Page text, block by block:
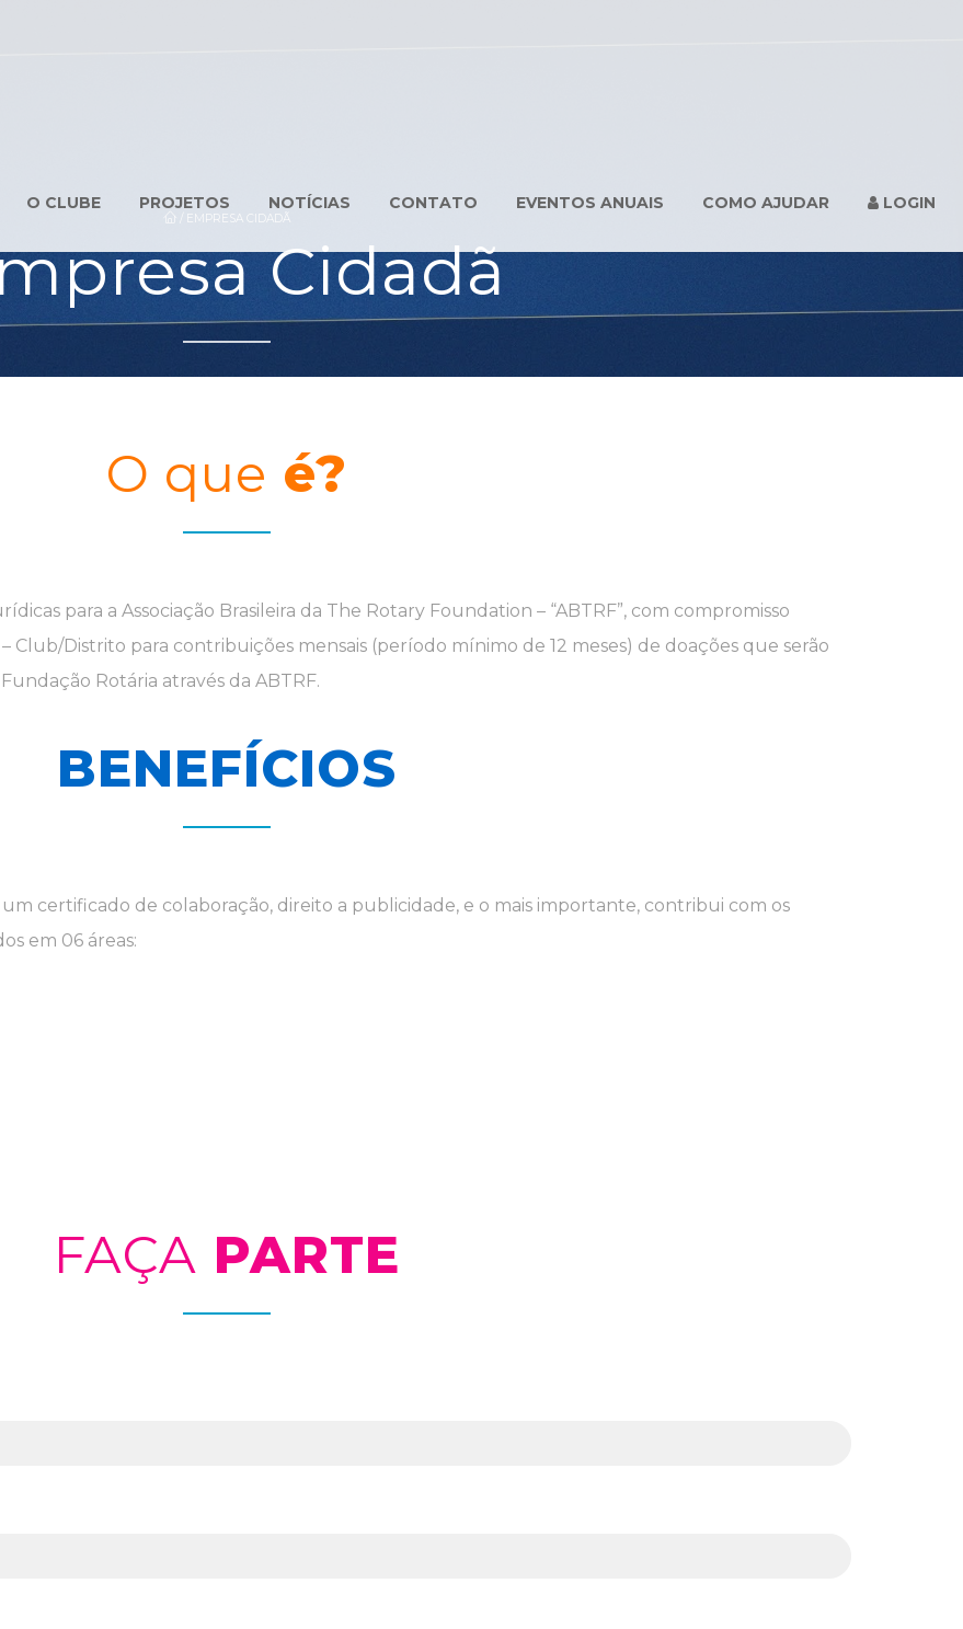
O CLUBE PROJETOS NOTÍCIAS CONTATO EVENTOS ANUAIS COMO AJUDAR LOGIN
EMPRESA CIDADÃ
Cidadã
O que é?
para a Associação Brasileira da The Rotary Foundation – “ABTRF”, com compromisso
Distrito para contribuições mensais (período mínimo de 12 meses) de doações que serão
Rotária através da ABTRF.
BENEFÍCIOS
certificado de colaboração, direito a publicidade, e o mais importante, contribui com os
em 06 áreas:
FAÇA PARTE